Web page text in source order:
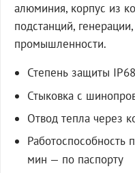
алюминия, корпус из
подстанций,
промышленности.
Степень защиты IP68
Стыковка с
Отвод тепла через
мин — по паспорту